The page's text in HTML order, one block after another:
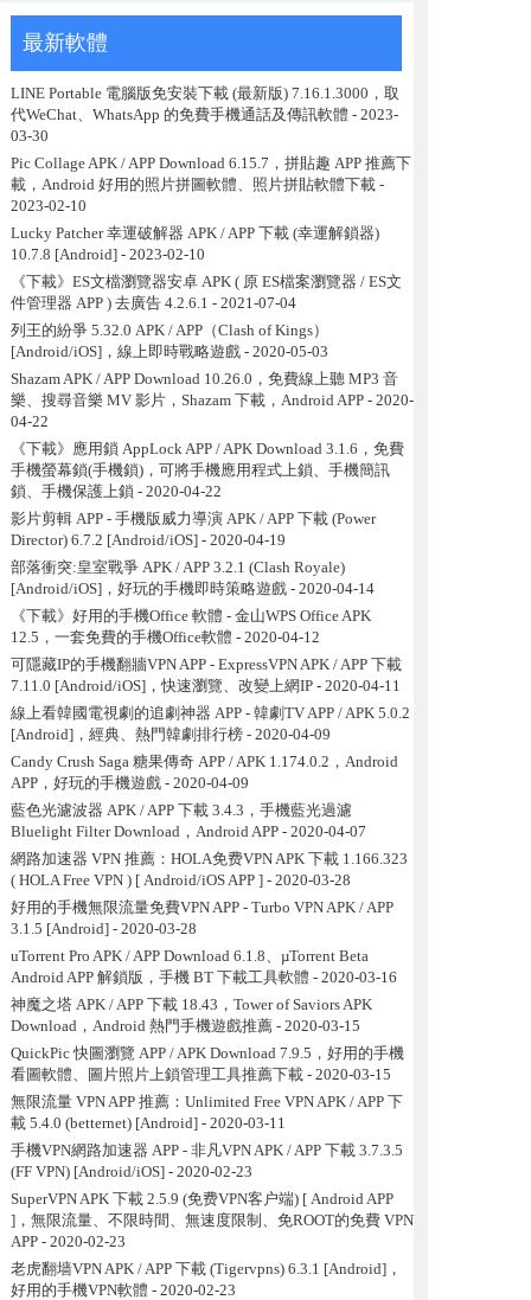
最新軟體
LINE Portable 電腦版免安裝下載 (最新版) 7.16.1.3000，取
代WeChat、WhatsApp 的免費手機通話及傳訊軟體 - 2023-
03-30
Pic Collage APK / APP Download 6.15.7，拼貼趣 APP 推薦下
載，Android 好用的照片拼圖軟體、照片拼貼軟體下載-
2023-02-10
Lucky Patcher 幸運破解器 APK / APP 下載 (幸運解鎖器)
10.7.8 [Android] - 2023-02-10
《下載》ES文檔瀏覽器安卓 APK ( 原 ES檔案瀏覽器 / ES文
件管理器 APP ) 去廣告 4.2.6.1 - 2021-07-04
列王的紛爭 5.32.0 APK / APP（Clash of Kings）
[Android/iOS]，線上即時戰略遊戲- 2020-05-03
Shazam APK / APP Download 10.26.0，免費線上聽 MP3 音
樂、搜尋音樂 MV 影片，Shazam 下載，Android APP- 2020-
04-22
《下載》應用鎖 AppLock APP / APK Download 3.1.6，免費
手機螢幕鎖(手機鎖)，可將手機應用程式上鎖、手機簡訊
鎖、手機保護上鎖 - 2020-04-22
影片剪輯 APP - 手機版威力導演 APK / APP 下載 (Power
Director) 6.7.2 [Android/iOS]- 2020-04-19
部落衝突:皇室戰爭 APK / APP 3.2.1 (Clash Royale)
[Android/iOS]，好玩的手機即時策略遊戲- 2020-04-14
《下載》好用的手機Office 軟體 - 金山WPS Office APK
12.5，一套免費的手機Office軟體 - 2020-04-12
可隱藏IP的手機翻牆VPN APP - ExpressVPN APK / APP 下載
7.11.0 [Android/iOS]，快速瀏覽、改變上網IP- 2020-04-11
線上看韓國電視劇的追劇神器 APP - 韓劇TV APP / APK 5.0.2
[Android]，經典、熱門韓劇排行榜- 2020-04-09
Candy Crush Saga 糖果傳奇 APP / APK 1.174.0.2，Android
APP，好玩的手機遊戲- 2020-04-09
藍色光濾波器 APK / APP 下載 3.4.3，手機藍光過濾
Bluelight Filter Download，Android APP- 2020-04-07
網路加速器 VPN 推薦：HOLA免费VPN APK 下載 1.166.323
( HOLA Free VPN ) [ Android/iOS APP ]- 2020-03-28
好用的手機無限流量免費VPN APP - Turbo VPN APK / APP
3.1.5 [Android]- 2020-03-28
uTorrent Pro APK / APP Download 6.1.8、µTorrent Beta
Android APP 解鎖版，手機 BT 下載工具軟體 - 2020-03-16
神魔之塔 APK / APP 下載 18.43，Tower of Saviors APK
Download，Android 熱門手機遊戲推薦- 2020-03-15
QuickPic 快圖瀏覽 APP / APK Download 7.9.5，好用的手機
看圖軟體、圖片照片上鎖管理工具推薦下載- 2020-03-15
無限流量 VPN APP 推薦：Unlimited Free VPN APK / APP 下
載 5.4.0 (betternet) [Android]- 2020-03-11
手機VPN網路加速器 APP - 非凡VPN APK / APP 下載 3.7.3.5
(FF VPN) [Android/iOS]- 2020-02-23
SuperVPN APK 下載 2.5.9 (免费VPN客户端) [ Android APP
]，無限流量、不限時間、無速度限制、免ROOT的免費 VPN
APP- 2020-02-23
老虎翻墙VPN APK / APP 下載 (Tigervpns) 6.3.1 [Android]，
好用的手機VPN軟體 - 2020-02-23